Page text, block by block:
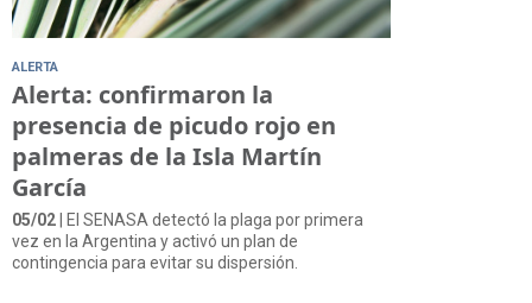
ALERTA
Alerta: confirmaron la
presencia de picudo rojo en
palmeras de la Isla Martín
García
05/02 | El SENASA detectó la plaga por primera
vez en la Argentina y activó un plan de
contingencia para evitar su dispersión.